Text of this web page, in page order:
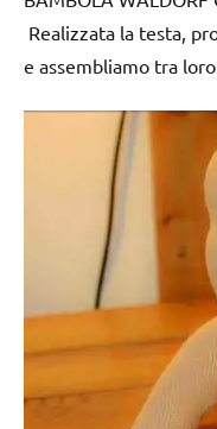
Realizzata la testa,
e assembliamo tra